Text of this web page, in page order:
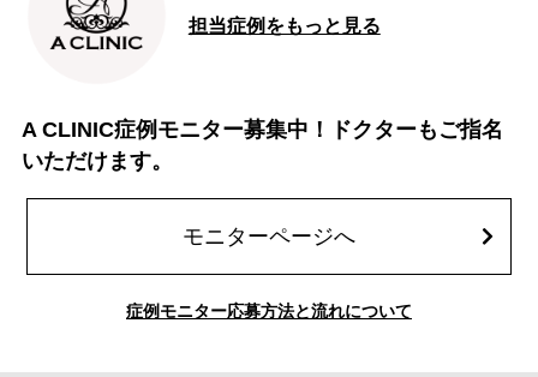
担当症例をもっと見る
A CLINIC症例モニター募集中！ドクターもご指名
いただけます。
モニターページへ
症例モニター応募方法と流れについて